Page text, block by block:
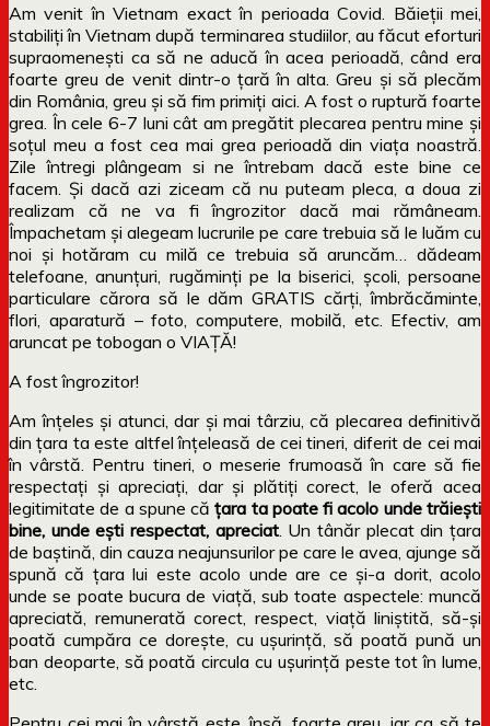
Am venit în Vietnam exact în perioada Covid. Băieții mei,
stabiliți în Vietnam după terminarea studiilor, au făcut eforturi
supraomenești ca să ne aducă în acea perioadă, când era
foarte greu de venit dintr-o țară în alta. Greu și să plecăm
din România, greu și să fim primiți aici. A fost o ruptură foarte
grea. În cele 6-7 luni cât am pregătit plecarea pentru mine și
soțul meu a fost cea mai grea perioadă din viața noastră.
Zile întregi plângeam si ne întrebam dacă este bine ce
facem. Și dacă azi ziceam că nu puteam pleca, a doua zi
realizam că ne va fi îngrozitor dacă mai rămâneam.
Împachetam și alegeam lucrurile pe care trebuia să le luăm cu
noi și hotăram cu milă ce trebuia să aruncăm… dădeam
telefoane, anunțuri, rugăminți pe la biserici, școli, persoane
particulare cărora să le dăm GRATIS cărți, îmbrăcăminte,
flori, aparatură – foto, computere, mobilă, etc. Efectiv, am
aruncat pe tobogan o VIAȚĂ!
A fost îngrozitor!
Am înțeles și atunci, dar și mai târziu, că plecarea definitivă
din țara ta este altfel înțeleasă de cei tineri, diferit de cei mai
în vârstă. Pentru tineri, o meserie frumoasă în care să fie
respectați și apreciați, dar și plătiți corect, le oferă acea
legitimitate de a spune cățara ta poate fi acolo unde trăiești
bine, unde ești respectat, apreciat. Un tânăr plecat din țara
de baștină, din cauza neajunsurilor pe care le avea, ajunge să
spună că țara lui este acolo unde are ce și-a dorit, acolo
unde se poate bucura de viață, sub toate aspectele: muncă
apreciată, remunerată corect, respect, viață liniștită, să-și
poată cumpăra ce dorește, cu ușurință, să poată pună un
ban deoparte, să poată circula cu ușurință peste tot în lume,
etc.